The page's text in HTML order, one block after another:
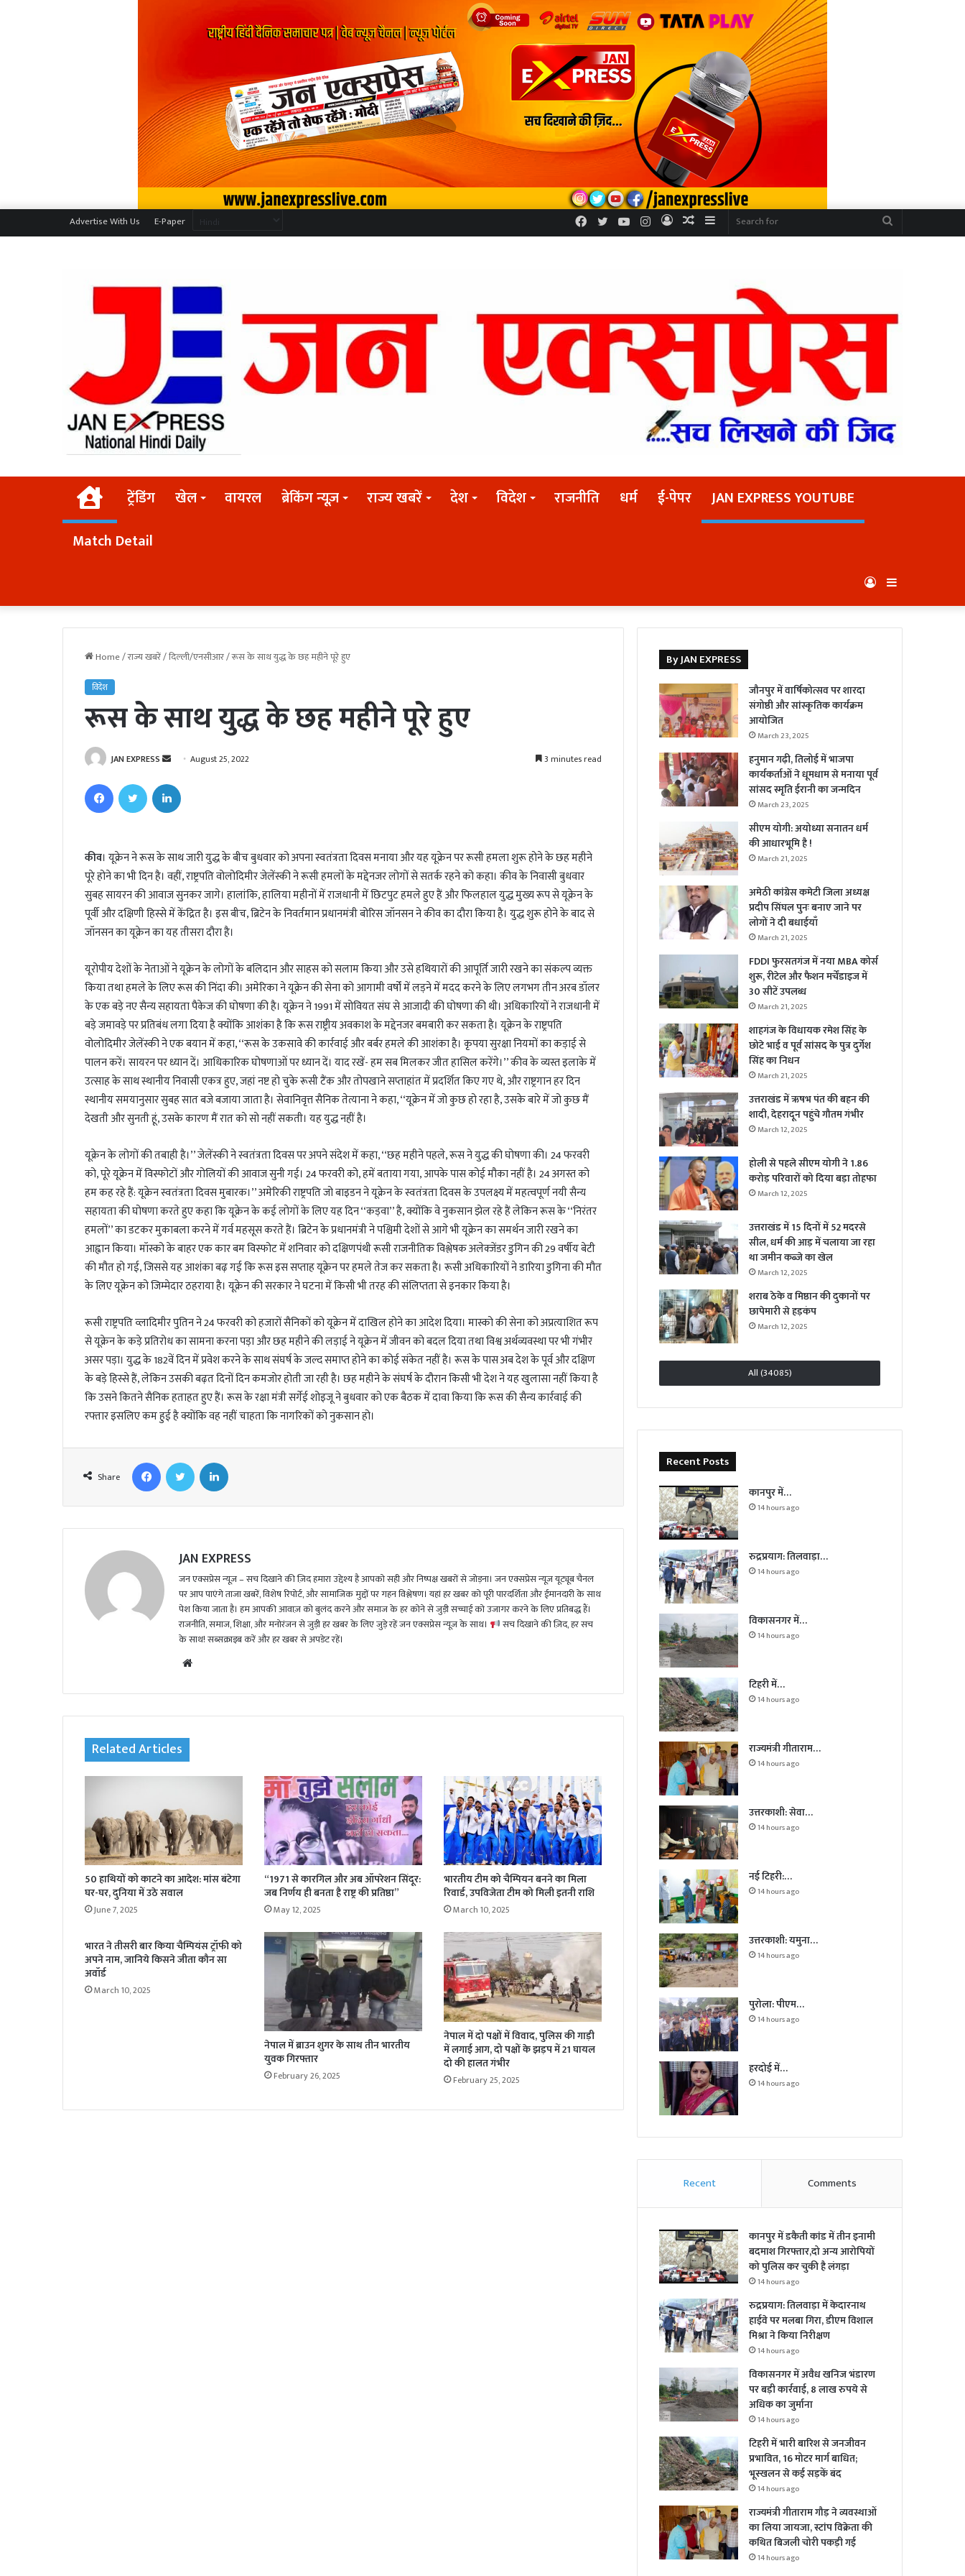
Advertise With Us E-Paper Sidebar
Random
Log
Instagram
YouTube
Twitter
Facebook
Homeट्रेंडिंग खेल वायरल ब्रेकिंग न्यूज़ राज्य खबरें देश विदेश राजनीति धर्म ई-पेपर
JAN EXPRESS YOUTUBE
Match Detail
Log
In
Home/राज्य खबरें/दिल्ली/एनसीआर/रूस के साथ युद्ध के छह महीने पूरे हुए
विदेश
रूस के साथ युद्ध के छह महीने पूरे हुए
JAN EXPRESS
d
e
m
a
i
l
August 25, 2022 3 minutes read
कीव। यूक्रेन ने रूस के साथ जारी युद्ध के बीच बुधवार को अपना स्वतंत्रता दिवस मनाया और यह यूक्रेन पर रूसी हमला शुरू होने के छह महीने
पूरे होने का भी दिन है। वहीं, राष्ट्रपति वोलोदिमीर जेलेंस्की ने रूसी हमलों के मद्देनजर लोगों से सतर्क रहने को कहा। कीव के निवासी बुधवार
सुबह सायरन की आवाज सुनकर जागे। हालांकि, हालिया महीनों में राजधानी में छिटपुट हमले हुए हैं और फिलहाल युद्ध मुख्य रूप से यूक्रेन के
पूर्वी और दक्षिणी हिस्से में केंद्रित है। इस बीच, ब्रिटेन के निवर्तमान प्रधानमंत्री बोरिस जॉनसन ने कीव का दौरा किया है। युद्ध शुरू होने के बाद से
जॉनसन का यूक्रेन का यह तीसरा दौरा है।
यूरोपीय देशों के नेताओं ने यूक्रेन के लोगों के बलिदान और साहस को सलाम किया और उसे हथियारों की आपूर्ति जारी रखने का संकल्प व्यक्त
किया तथा हमले के लिए रूस की निंदा की। अमेरिका ने यूक्रेन की सेना को आगामी वर्षों में लड़ने में मदद करने के लिए लगभग तीन अरब डॉलर
के एक बड़े नए सैन्य सहायता पैकेज की घोषणा की है। यूक्रेन ने 1991 में सोवियत संघ से आजादी की घोषणा की थी। अधिकारियों ने राजधानी में
बड़े जमावड़े पर प्रतिबंध लगा दिया है क्योंकि आशंका है कि रूस राष्ट्रीय अवकाश के मद्देनजर बमबारी कर सकता है। यूक्रेन के राष्ट्रपति
वोलोदिमीर जेलेंस्की ने एक बयान में कहा, ‘‘रूस के उकसावे की कार्रवाई और बर्बर हमले की आशंका है। कृपया सुरक्षा नियमों का कड़ाई से
पालन करें। सायरन पर ध्यान दें। आधिकारिक घोषणाओं पर ध्यान दें। याद रखें- हम सब मिलकर जीत हासिल करेंगे।’’ कीव के व्यस्त इलाके में
उत्साह के साथ स्थानीय निवासी एकत्र हुए, जहां नष्ट हो चुके रूसी टैंक और तोपखाने सप्ताहांत में प्रदर्शित किए गए थे, और राष्ट्रगान हर दिन
स्थानीय समयानुसार सुबह सात बजे बजाया जाता है। सेवानिवृत्त सैनिक तेत्याना ने कहा, ‘‘यूक्रेन में जो कुछ हो रहा है, उसके बारे में जो कुछ मैं
देखती और सुनती हूं, उसके कारण मैं रात को सो नहीं सकती। यह युद्ध नहीं है।
यूक्रेन के लोगों की तबाही है।’’ जेलेंस्की ने स्वतंत्रता दिवस पर अपने संदेश में कहा, ‘‘छह महीने पहले, रूस ने युद्ध की घोषणा की। 24 फरवरी
को, पूरे यूक्रेन में विस्फोटों और गोलियों की आवाज सुनी गई। 24 फरवरी को, हमें बताया गया, आपके पास कोई मौका नहीं है। 24 अगस्त को
हम कह रहे हैं: यूक्रेन स्वतंत्रता दिवस मुबारक।’’ अमेरिकी राष्ट्रपति जो बाइडन ने यूक्रेन के स्वतंत्रता दिवस के उपलक्ष्य में महत्वपूर्ण नयी सैन्य
सहायता की घोषणा करते हुए कहा कि यूक्रेन के कई लोगों के लिए यह दिन ‘‘कड़वा’’ है, क्योंकि वे नुकसान झेल रहे हैं लेकिन रूस के ‘‘निरंतर
हमलों’’ का डटकर मुकाबला करने में गर्व महसूस करते हैं। ब्रिटेन के प्रधानमंत्री ने पश्चिमी देशों से आगे भी यूक्रेन का समर्थन जारी रखने का
आह्वान किया। मॉस्को के बाहर एक कार बम विस्फोट में शनिवार को दक्षिणपंथी रूसी राजनीतिक विश्लेषक अलेक्जेंडर डुगिन की 29 वर्षीय बेटी
की मौत हो गई, जिससे यह आशंका बढ़ गई कि रूस इस सप्ताह यूक्रेन पर हमले तेज कर सकता है। रूसी अधिकारियों ने डारिया डुगिना की मौत
के लिए यूक्रेन को जिम्मेदार ठहराया है। यूक्रेन की सरकार ने घटना में किसी भी तरह की संलिप्तता से इनकार किया है।
रूसी राष्ट्रपति व्लादिमीर पुतिन ने 24 फरवरी को हजारों सैनिकों को यूक्रेन में दाखिल होने का आदेश दिया। मास्को की सेना को अप्रत्याशित रूप
से यूक्रेन के कड़े प्रतिरोध का सामना करना पड़ा और छह महीने की लड़ाई ने यूक्रेन में जीवन को बदल दिया तथा विश्व अर्थव्यवस्था पर भी गंभीर
असर पड़ा। युद्ध के 182वें दिन में प्रवेश करने के साथ संघर्ष के जल्द समाप्त होने का कोई संकेत नहीं है। रूस के पास अब देश के पूर्व और दक्षिण
के बड़े हिस्से हैं, लेकिन उसकी बढ़त दिनों दिन कमजोर होती जा रही है। छह महीने के संघर्ष के दौरान किसी भी देश ने यह खुलासा नहीं किया है
कि उसने कितने सैनिक हताहत हुए हैं। रूस के रक्षा मंत्री सर्गेई शोइजू ने बुधवार को एक बैठक में दावा किया कि रूस की सैन्य कार्रवाई की
रफ्तार इसलिए कम हुई है क्योंकि वह नहीं चाहता कि नागरिकों को नुकसान हो।
Share
JAN EXPRESS
जन एक्सप्रेस न्यूज़ – सच दिखाने की ज़िद हमारा उद्देश्य है आपको सही और निष्पक्ष खबरों से जोड़ना। जन एक्सप्रेस न्यूज़ यूट्यूब चैनल
पर आप पाएंगे ताजा खबरें, विशेष रिपोर्ट, और सामाजिक मुद्दों पर गहन विश्लेषण। यहां हर खबर को पूरी पारदर्शिता और ईमानदारी के साथ
पेश किया जाता है। हम आपकी आवाज़ को बुलंद करने और समाज के हर कोने से जुड़ी सच्चाई को उजागर करने के लिए प्रतिबद्ध हैं।
राजनीति, समाज, शिक्षा, और मनोरंजन से जुड़ी हर खबर के लिए जुड़े रहें जन एक्सप्रेस न्यूज़ के साथ।
सच दिखाने की ज़िद, हर सच
के साथ! सब्सक्राइब करें और हर खबर से अपडेट रहें।
te
Related Articles
50 हाथियों को काटने का आदेश: मांस बंटेगा
घर-घर, दुनिया में उठे सवाल
June 7, 2025
“1971 से कारगिल और अब ऑपरेशन सिंदूर:
जब निर्णय ही बनता है राष्ट्र की प्रतिष्ठा”
May 12, 2025
भारतीय टीम को चैम्पियन बनने का मिला
रिवार्ड, उपविजेता टीम को मिली इतनी राशि
March 10, 2025
भारत ने तीसरी बार किया चैम्पियंस ट्रॉफी को
अपने नाम, जानिये किसने जीता कौन सा
अवॉर्ड
March 10, 2025
नेपाल में ब्राउन शुगर के साथ तीन भारतीय
युवक गिरफ्तार
February 26, 2025
नेपाल में दो पक्षों में विवाद, पुलिस की गाड़ी
में लगाई आग, दो पक्षों के झड़प में 21 घायल
दो की हालत गंभीर
February 25, 2025
By JAN EXPRESS
जौनपुर में वार्षिकोत्सव पर शारदा
संगोष्ठी और सांस्कृतिक कार्यक्रम
आयोजित
March 23, 2025
हनुमान गढ़ी, तिलोई में भाजपा
कार्यकर्ताओं ने धूमधाम से मनाया पूर्व
सांसद स्मृति ईरानी का जन्मदिन
March 23, 2025
सीएम योगी: अयोध्या सनातन धर्म
की आधारभूमि है !
March 21, 2025
अमेठी कांग्रेस कमेटी जिला अध्यक्ष
प्रदीप सिंघल पुनः बनाए जाने पर
लोगों ने दी बधाईयाँ
March 21, 2025
FDDI फुरसतगंज में नया MBA कोर्स
शुरू, रीटेल और फैशन मर्चेंडाइज में
30 सीटें उपलब्ध
March 21, 2025
शाहगंज के विधायक रमेश सिंह के
छोटे भाई व पूर्व सांसद के पुत्र दुर्गेश
सिंह का निधन
March 21, 2025
उत्तराखंड में ऋषभ पंत की बहन की
शादी, देहरादून पहुंचे गौतम गंभीर
March 12, 2025
होली से पहले सीएम योगी ने 1.86
करोड़ परिवारों को दिया बड़ा तोहफा
March 12, 2025
उत्तराखंड में 15 दिनों में 52 मदरसे
सील, धर्म की आड़ में चलाया जा रहा
था जमीन कब्जे का खेल
March 12, 2025
शराब ठेके व मिष्ठान की दुकानों पर
छापेमारी से हड़कंप
March 12, 2025
All (34085)
Recent Posts
कानपुर में…
14 hours ago
रुद्रप्रयाग: तिलवाड़ा…
14 hours ago
विकासनगर में…
14 hours ago
टिहरी में…
14 hours ago
राज्यमंत्री गीताराम…
14 hours ago
उत्तरकाशी: सेवा…
14 hours ago
नई टिहरी:…
14 hours ago
उत्तरकाशी: यमुना…
14 hours ago
पुरोला: पीएम…
14 hours ago
हरदोई में…
14 hours ago
Recent Comments
कानपुर में डकैती कांड में तीन इनामी
बदमाश गिरफ्तार,दो अन्य आरोपियों
को पुलिस कर चुकी है लंगड़ा
14 hours ago
रुद्रप्रयाग: तिलवाड़ा में केदारनाथ
हाईवे पर मलबा गिरा, डीएम विशाल
मिश्रा ने किया निरीक्षण
14 hours ago
विकासनगर में अवैध खनिज भंडारण
पर बड़ी कार्रवाई, 8 लाख रुपये से
अधिक का जुर्माना
14 hours ago
टिहरी में भारी बारिश से जनजीवन
प्रभावित, 16 मोटर मार्ग बाधित;
भूस्खलन से कई सड़कें बंद
14 hours ago
राज्यमंत्री गीताराम गौड़ ने व्यवस्थाओं
का लिया जायजा, स्टांप विक्रेता की
कथित बिजली चोरी पकड़ी गई
14 hours ago